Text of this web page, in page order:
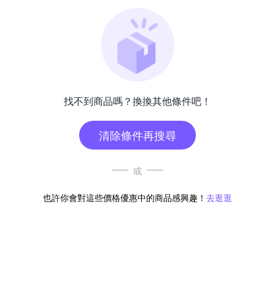
找不到商品嗎？換換其他條件吧！
清除條件再搜尋
或
也許你會對這些價格優惠中的商品感興趣！ 去逛逛